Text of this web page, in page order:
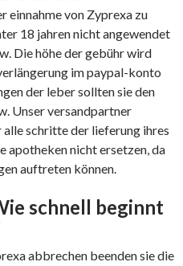
einnahme von Zyprexa zu
18 jahren nicht angewendet
Die höhe der gebühr wird
im paypal-konto
der leber sollten sie den
Unser versandpartner
schritte der lieferung ihres
apotheken nicht ersetzen, da
auftreten können.
schnell beginnt
abbrechen beenden sie die